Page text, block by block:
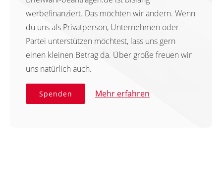
werbefinanziert. Das möchten wir ändern. Wenn
du uns als Privatperson, Unternehmen oder
Partei unterstützen möchtest, lass uns gern
einen kleinen Betrag da. Über große freuen wir
uns natürlich auch.
Spenden Mehr erfahren